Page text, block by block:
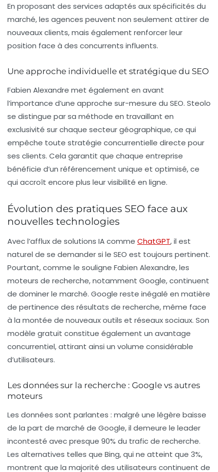
En proposant des services adaptés aux spécificités du
marché, les agences peuvent non seulement attirer de
nouveaux clients, mais également renforcer leur
position face à des concurrents influents.
Une approche individuelle et stratégique du SEO
Fabien Alexandre met également en avant
l’importance d’une approche sur-mesure du SEO. Steolo
se distingue par sa méthode en travaillant en
exclusivité sur chaque secteur géographique, ce qui
empêche toute stratégie concurrentielle directe pour
ses clients. Cela garantit que chaque entreprise
bénéficie d’un référencement unique et optimisé, ce
qui accroît encore plus leur visibilité en ligne.
Évolution des pratiques SEO face aux
nouvelles technologies
Avec l’afflux de solutions IA comme ChatGPT, il est
naturel de se demander si le SEO est toujours pertinent.
Pourtant, comme le souligne Fabien Alexandre, les
moteurs de recherche, notamment Google, continuent
de dominer le marché. Google reste inégalé en matière
de pertinence des résultats de recherche, même face
à la montée de nouveaux outils et réseaux sociaux. Son
modèle gratuit constitue également un avantage
concurrentiel, attirant ainsi un volume considérable
d’utilisateurs.
Les données sur la recherche : Google vs autres
moteurs
Les données sont parlantes : malgré une légère baisse
de la part de marché de Google, il demeure le leader
incontesté avec presque 90% du trafic de recherche.
Les alternatives telles que Bing, qui ne atteint que 3%,
montrent que la majorité des utilisateurs continuent de